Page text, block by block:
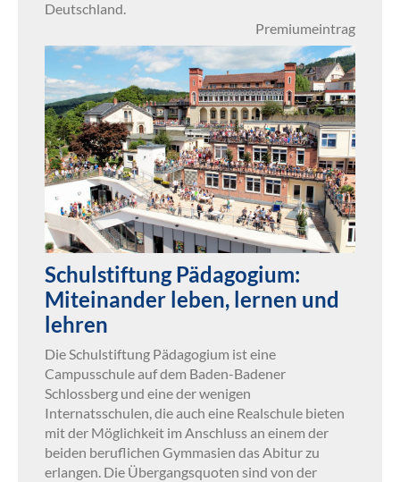
Deutschland.
Premiumeintrag
Schulstiftung Pädagogium:
Miteinander leben, lernen und
lehren
Die Schulstiftung Pädagogium ist eine
Campusschule auf dem Baden-Badener
Schlossberg und eine der wenigen
Internatsschulen, die auch eine Realschule bieten
mit der Möglichkeit im Anschluss an einem der
beiden beruflichen Gymmasien das Abitur zu
erlangen. Die Übergangsquoten sind von der